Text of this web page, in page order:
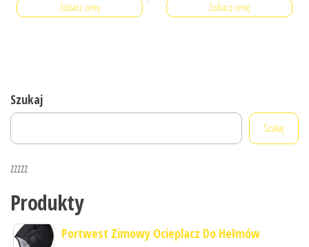
Zobacz cenę Zobacz cenę
Szukaj
Szukaj
zzzzz
Produkty
Portwest Zimowy Ocieplacz Do Hełmów